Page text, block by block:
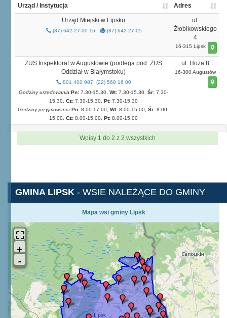
Urząd / Instytucja Adres
Urząd Miejski w Lipsku
(87) 642-27-00 16 (87) 642-27-05
ul.
Żłobikowskiego
4
16-315 Lipsk
ZUS Inspektorat w Augustowie (podlega pod: ZUS
Oddział w Białymstoku)
801 400 987, (22) 560 16 00
Godziny urzędowania:Pn:7.30-15.30, Wt:7.30-15.30, Śr:7.30-
15.30, Cz:7.30-15.30, Pt:7.30-15.30
Godziny przyjmowania:Pn: 8.00-17.00, Wt: 8.00-15.00, Śr: 8.00-
15.00, Cz:8.00-15.00, Pt:8.00-15.00
ul. Hoża 8
16-300 Augustów
Wpisy 1 do 2 z 2 wszystkich
GMINA LIPSK - WSIE NALEŻĄCE DO GMINY
Mapa wsi gminy Lipsk